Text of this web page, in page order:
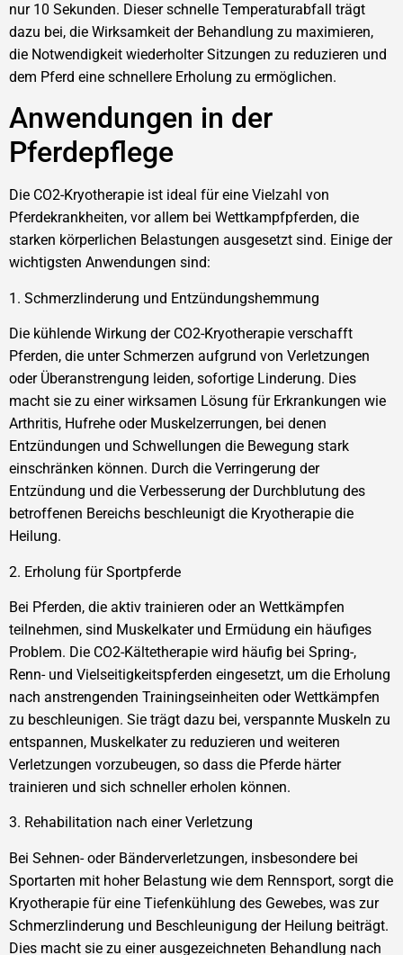
nur 10 Sekunden. Dieser schnelle Temperaturabfall trägt
dazu bei, die Wirksamkeit der Behandlung zu maximieren,
die Notwendigkeit wiederholter Sitzungen zu reduzieren und
dem Pferd eine schnellere Erholung zu ermöglichen.
Anwendungen in der
Pferdepflege
Die CO2-Kryotherapie ist ideal für eine Vielzahl von
Pferdekrankheiten, vor allem bei Wettkampfpferden, die
starken körperlichen Belastungen ausgesetzt sind. Einige der
wichtigsten Anwendungen sind:
1. Schmerzlinderung und Entzündungshemmung
Die kühlende Wirkung der CO2-Kryotherapie verschafft
Pferden, die unter Schmerzen aufgrund von Verletzungen
oder Überanstrengung leiden, sofortige Linderung. Dies
macht sie zu einer wirksamen Lösung für Erkrankungen wie
Arthritis, Hufrehe oder Muskelzerrungen, bei denen
Entzündungen und Schwellungen die Bewegung stark
einschränken können. Durch die Verringerung der
Entzündung und die Verbesserung der Durchblutung des
betroffenen Bereichs beschleunigt die Kryotherapie die
Heilung.
2. Erholung für Sportpferde
Bei Pferden, die aktiv trainieren oder an Wettkämpfen
teilnehmen, sind Muskelkater und Ermüdung ein häufiges
Problem. Die CO2-Kältetherapie wird häufig bei Spring-,
Renn- und Vielseitigkeitspferden eingesetzt, um die Erholung
nach anstrengenden Trainingseinheiten oder Wettkämpfen
zu beschleunigen. Sie trägt dazu bei, verspannte Muskeln zu
entspannen, Muskelkater zu reduzieren und weiteren
Verletzungen vorzubeugen, so dass die Pferde härter
trainieren und sich schneller erholen können.
3. Rehabilitation nach einer Verletzung
Bei Sehnen- oder Bänderverletzungen, insbesondere bei
Sportarten mit hoher Belastung wie dem Rennsport, sorgt die
Kryotherapie für eine Tiefenkühlung des Gewebes, was zur
Schmerzlinderung und Beschleunigung der Heilung beiträgt.
Dies macht sie zu einer ausgezeichneten Behandlung nach